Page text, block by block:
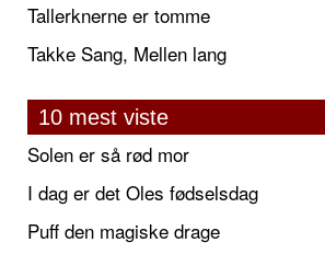
Tallerknerne er tomme
Takke Sang, Mellen lang
10 mest viste
Solen er så rød mor
I dag er det Oles fødselsdag
Puff den magiske drage